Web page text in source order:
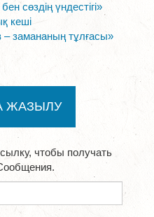
сөздің үндестігі»
кеші
замананың тұлғасы»
ЖАЗЫЛУ
чтобы получать